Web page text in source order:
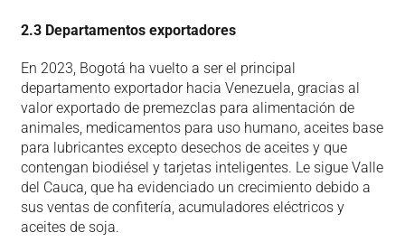
2.3 Departamentos exportadores
En 2023, Bogotá ha vuelto a ser el principal
departamento exportador hacia Venezuela, gracias al
valor exportado de premezclas para alimentación de
animales, medicamentos para uso humano, aceites base
para lubricantes excepto desechos de aceites y que
contengan biodiésel y tarjetas inteligentes. Le sigue Valle
del Cauca, que ha evidenciado un crecimiento debido a
sus ventas de confitería, acumuladores eléctricos y
aceites de soja.